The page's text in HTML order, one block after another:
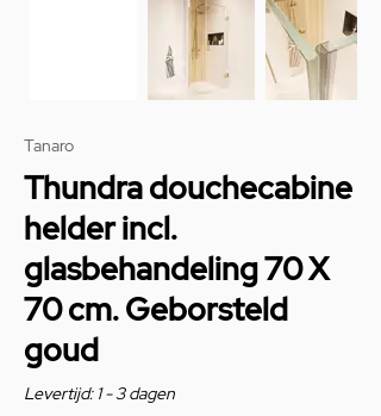
Tanaro
Thundra douchecabine
helder incl.
glasbehandeling 70 X
70 cm. Geborsteld
goud
Levertijd: 1 - 3 dagen